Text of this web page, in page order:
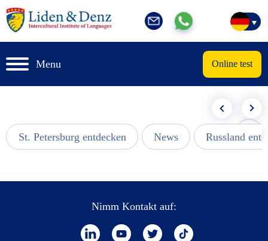
Menu Online test
St. Petersburg entdecken News Russland
Nimm Kontakt auf: